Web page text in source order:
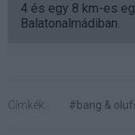
4 és egy 8 km-es
Balatonalmádiban.
Címkék: #bang &